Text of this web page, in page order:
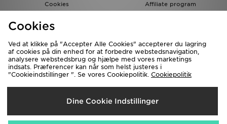
Cookies
Affiliate program
Forsendelse Til
Danmark
Cookies
Ved at klikke på "Accepter Alle Cookies" accepterer du lagring
af cookies på din enhed for at forbedre webstedsnavigation,
analysere webstedsbrug og hjælpe med vores marketings
indsats. Præferencer kan når som helst justeres i
"Cookieindstillinger ". Se vores Cookiepolitik. Cookiepolitik
Dine Cookie Indstillinger